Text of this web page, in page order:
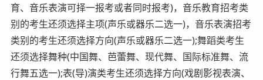
育、音乐表演可择一报考或者同时报考)，音乐教育招考类
别的考生还须选择主项(声乐或器乐二选一)，音乐表演招考
类别的考生还须选择方向(声乐或器乐二选一);舞蹈类考生
还须选择舞种(中国舞、芭蕾舞、现代舞、国际标准舞、流
行舞五选一);表(导)演类考生还须选择方向(戏剧影视表演、